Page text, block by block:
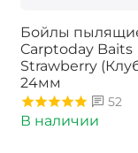
Бойлы
Carptoday Baits
Strawberry
24мм
52
В наличии